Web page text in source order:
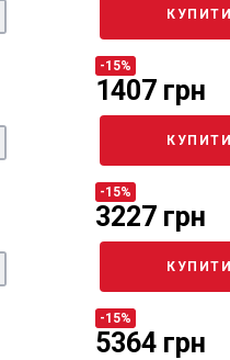
КУПИТИ
-15%
1407 грн
КУПИТИ
-15%
3227 грн
КУПИТИ
-15%
5364 грн